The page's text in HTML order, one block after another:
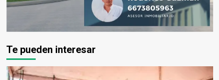
Te pueden interesar